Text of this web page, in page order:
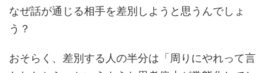
なぜ話が通じる相手を差別しようと思うんでしょ
う？
おそらく、差別する人の半分は「周りにやれって言